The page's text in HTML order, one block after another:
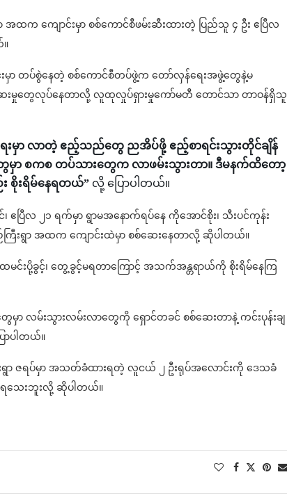
အထက ကျောင်းမှာ စစ်ကောင်စီဖမ်းဆီးထားတဲ့ ပြည်သူ ၄ ဦး ဧပြီလ
ာ တပ်စွဲနေတဲ့ စစ်ကောင်စီတပ်ဖွဲ့က တော်လှန်ရေးအဖွဲ့တွေနဲ့မ
ေးမှုတွေလုပ်နေတာလို့ လူထုလှုပ်ရှားမှုကော်မတီ တောင်သာ တာဝန်ရှိသူ
ေးမှာ လာတဲ့ ဧည့်သည်တွေ ညအိပ်ဖို့ ဧည့်စာရင်းသွားတိုင်ချိန်
မှာ စကစ တပ်သားတွေက လာဖမ်းသွားတာ။ ဒီမနက်ထိတော့
စိုးရိမ်နေရတယ်” လို့ ပြောပါတယ်။
၊ ဧပြီလ ၂၁ ရက်မှာ ရွာမအနောက်ရပ်နေ ကိုအောင်စိုး၊ သီးပင်ကုန်း
ည်ကြီးရွာ အထက ကျောင်းထဲမှာ စစ်ဆေးနေတာလို့ ဆိုပါတယ်။
င်းပို့ခွင့်၊ တွေ့ခွင့်မရတာကြောင့် အသက်အန္တရာယ်ကို စိုးရိမ်နေကြ
လမ်းသွားလမ်းလာတွေကို ရှောင်တခင် စစ်ဆေးတာနဲ့ ကင်းပုန်းချ
ပါတယ်။
ရွာ ဇရပ်မှာ အသတ်ခံထားရတဲ့ လူငယ် ၂ ဦးရုပ်အလောင်းကို ဒေသခံ
သေးဘူးလို့ ဆိုပါတယ်။